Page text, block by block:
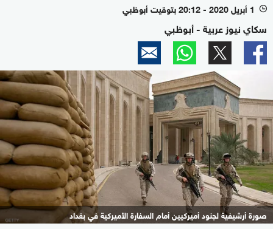
l 1 أبريل 2020 - 20:12 بتوقيت أبوظبي
سكاي نيوز عربية - أبوظبي
صورة أرشيفية لجنود أميركيين أمام السفارة الأميركية في بغداد